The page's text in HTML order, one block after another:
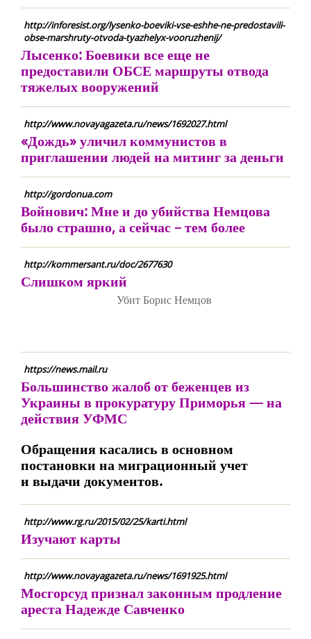
http://inforesist.org/lysenko-boeviki-vse-eshhe-ne-predostavili-
obse-marshruty-otvoda-tyazhelyx-vooruzhenij/
Лысенко: Боевики все еще не
предоставили ОБСЕ маршруты отвода
тяжелых вооружений
http://www.novayagazeta.ru/news/1692027.html
«Дождь» уличил коммунистов в
приглашении людей на митинг за деньги
http://gordonua.com
Войнович: Мне и до убийства Немцова
было страшно, а сейчас – тем более
http://kommersant.ru/doc/2677630
Слишком яркий
Убит Борис Немцов
https://news.mail.ru
Большинство жалоб от беженцев из
Украины в прокуратуру Приморья — на
действия УФМС
Обращения касались в основном
постановки на миграционный учет
и выдачи документов.
http://www.rg.ru/2015/02/25/karti.html
Изучают карты
http://www.novayagazeta.ru/news/1691925.html
Мосгорсуд признал законным продление
ареста Надежде Савченко